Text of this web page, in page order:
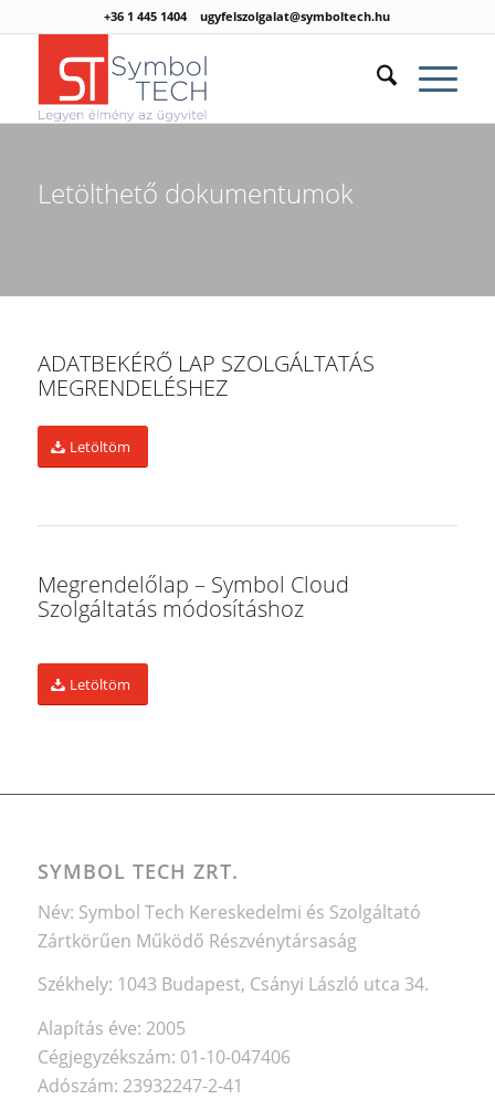
+36 1 445 1404 ugyfelszolgalat@symboltech.hu
Letölthető dokumentumok
ADATBEKÉRŐ LAP SZOLGÁLTATÁS
MEGRENDELÉSHEZ
Letöltöm
Megrendelőlap – Symbol Cloud
Szolgáltatás módosításhoz
Letöltöm
SYMBOL TECH ZRT.
Név: Symbol Tech Kereskedelmi és Szolgáltató
Zártkörűen Működő Részvénytársaság
Székhely: 1043 Budapest, Csányi László utca 34.
Alapítás éve: 2005
Cégjegyzékszám: 01-10-047406
Adószám: 23932247-2-41